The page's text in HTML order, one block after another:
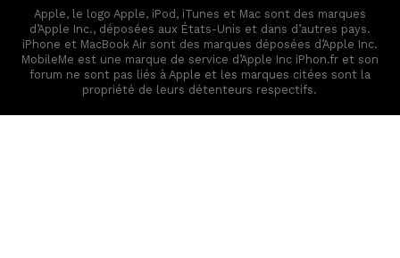
Apple, le logo Apple, iPod, iTunes et Mac sont des marques
d’Apple Inc., déposées aux États-Unis et dans d’autres pays.
iPhone et MacBook Air sont des marques déposées d’Apple Inc.
MobileMe est une marque de service d’Apple Inc iPhon.fr et son
forum ne sont pas liés à Apple et les marques citées sont la
propriété de leurs détenteurs respectifs.